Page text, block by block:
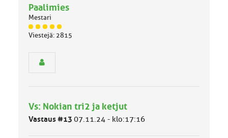
Paalimies
Mestari
J
ä
m
ä
Viestejä: 2815
Vs: Nokian tri2 ja ketjut
Vastaus #13 07.11.24 - klo:17:16